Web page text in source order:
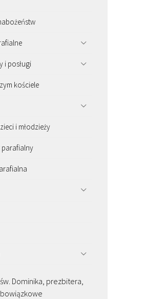
i posługi
kościele
i młodzieży
św. Dominika, prezbitera,